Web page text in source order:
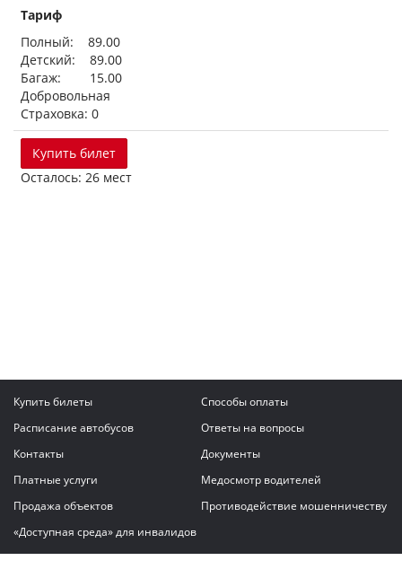
Тариф
Полный: 89.00
Детский: 89.00
Багаж: 15.00
Добровольная
Страховка: 0
Купить билет
Осталось: 26 мест
Купить билеты
Способы оплаты
Расписание автобусов
Ответы на вопросы
Контакты
Документы
Платные услуги
Медосмотр водителей
Продажа объектов
Противодействие мошенничеству
«Доступная среда» для инвалидов